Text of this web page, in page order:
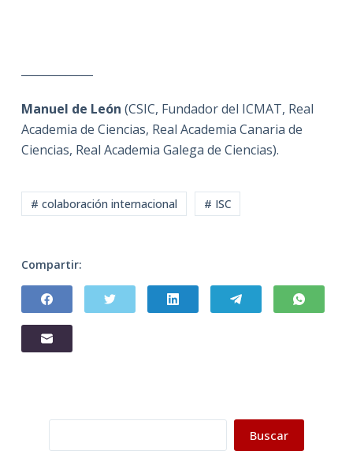
Manuel de León (CSIC, Fundador del ICMAT, Real
Academia de Ciencias, Real Academia Canaria de
Ciencias, Real Academia Galega de Ciencias).
# colaboración internacional # ISC
Compartir:
Buscar